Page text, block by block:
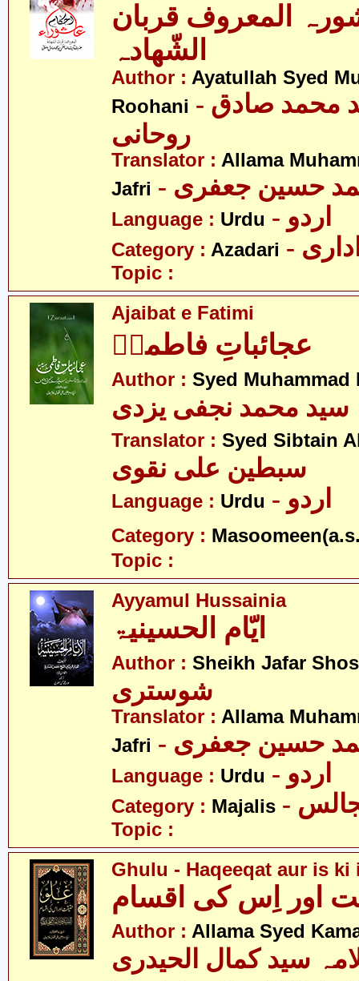
المعروف قربان
الشّھادہ
Author : Ayatullah Syed
Roohani - آیت اللہ سید محمد صادق
روحانی
Translator : Allama
Jafri
حسین جعفری
Language : Urdu - اردو
Category : Azadari
Topic :
Ajaibat e Fatimi
عجائباتِ فاطمیؑ
Author : Syed Muhammad
سید محمد نجفی یزدی
Translator : Syed Sibtain
سبطین علی نقوی
Language : Urdu - اردو
Category :
Topic :
Ayyamul Hussainia
ایّام الحسینیۃ
Author : Sheikh Jafar
شوستری
Translator : Allama
Jafri
حسین جعفری
Language : Urdu - اردو
Category : Majalis
Topic :
Ghulu - Haqeeqat aur is ki
اور اِس کی اقسام
Author : Allama Syed
سید کمال الحیدری